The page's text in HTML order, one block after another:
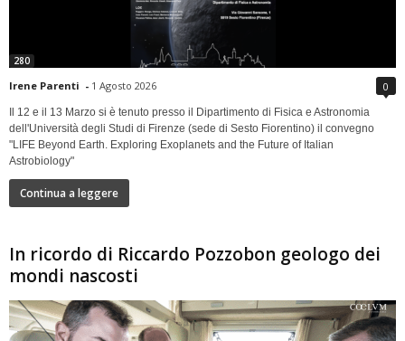
280
Irene Parenti - 1 Agosto 2026 0
Il 12 e il 13 Marzo si è tenuto presso il Dipartimento di Fisica e Astronomia
dell'Università degli Studi di Firenze (sede di Sesto Fiorentino) il convegno
"LIFE Beyond Earth. Exploring Exoplanets and the Future of Italian
Astrobiology"
Continua a leggere
In ricordo di Riccardo Pozzobon geologo dei
mondi nascosti